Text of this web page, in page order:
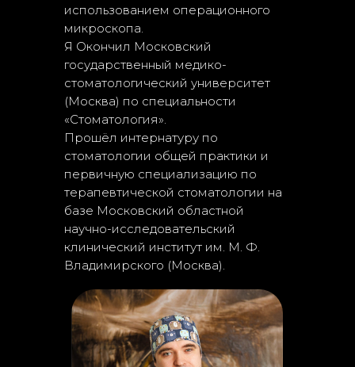
использованием операционного
микроскопа.
Я Окончил Московский
государственный медико-
стоматологический университет
(Москва) по специальности
«Стоматология».
Прошёл интернатуру по
стоматологии общей практики и
первичную специализацию по
терапевтической стоматологии на
базе Московский областной
научно-исследовательский
клинический институт им. М. Ф.
Владимирского (Москва).